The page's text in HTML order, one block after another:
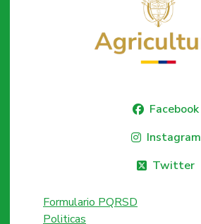
Facebook
Instagram
Twitter
Formulario PQRSD
Politicas